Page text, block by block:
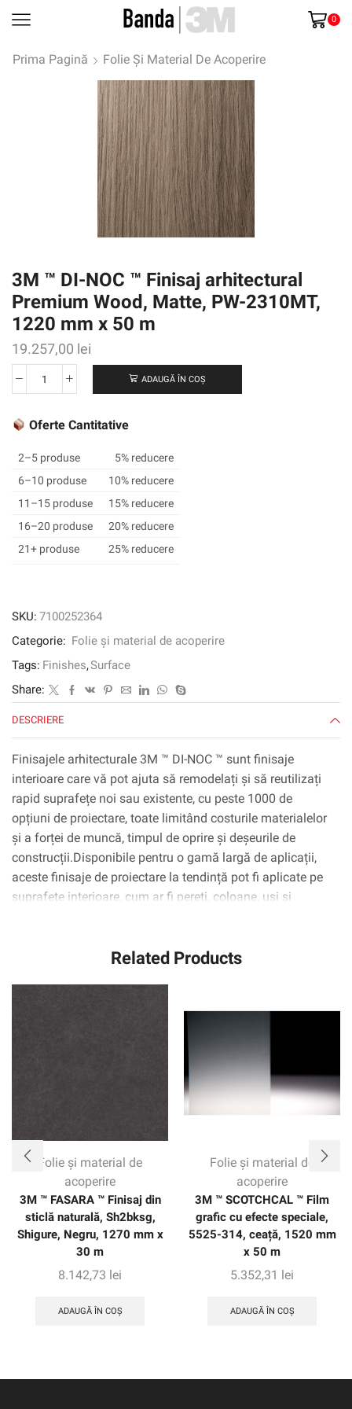
0
Prima Pagină Folie Și Material De Acoperire
3M ™ DI-NOC ™ Finisaj arhitectural
Premium Wood, Matte, PW-2310MT,
1220 mm x 50 m
19.257,00 lei
Cantitate
™
NOC
Finisaj
arhitectural
Premium
Wood,
1220
x
50
ADAUGĂ ÎN COȘ
Oferte Cantitative
2–5 produse
5% reducere
6–10 produse
10% reducere
11–15 produse
15% reducere
16–20 produse
20% reducere
21+ produse
25% reducere
SKU: 7100252364
Categorie: Folie și material de acoperire
Tags: Finishes,Surface
Share:
DESCRIERE
Finisajele arhitecturale 3M ™ DI-NOC ™ sunt finisaje
interioare care vă pot ajuta să remodelați și să reutilizați
rapid suprafețe noi sau existente, cu peste 1000 de
opțiuni de proiectare, toate limitând costurile materialelor
și a forței de muncă, timpul de oprire și deșeurile de
construcții.Disponibile pentru o gamă largă de aplicații,
aceste finisaje de proiectare la tendință pot fi aplicate pe
suprafețe interioare, cum ar fi pereți, coloane, uși și
practic bulele de aer, simplificând și accelerând procesul
Related Products
Folie și material de
acoperire
3M ™ FASARA ™ Finisaj din
sticlă naturală, Sh2bksg,
Shigure, Negru, 1270 mm x
30 m
8.142,73 lei
ADAUGĂ ÎN COȘ
Folie și material de
acoperire
3M ™ SCOTCHCAL ™ Film
grafic cu efecte speciale,
5525-314, ceață, 1520 mm
x 50 m
5.352,31 lei
ADAUGĂ ÎN COȘ